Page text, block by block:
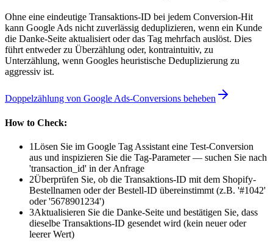
Ohne eine eindeutige Transaktions-ID bei jedem Conversion-Hit
kann Google Ads nicht zuverlässig deduplizieren, wenn ein Kunde
die Danke-Seite aktualisiert oder das Tag mehrfach auslöst. Dies
führt entweder zu Überzählung oder, kontraintuitiv, zu
Unterzählung, wenn Googles heuristische Deduplizierung zu
aggressiv ist.
Doppelzählung von Google Ads-Conversions beheben
How to Check:
1Lösen Sie im Google Tag Assistant eine Test-Conversion
aus und inspizieren Sie die Tag-Parameter — suchen Sie nach
'transaction_id' in der Anfrage
2Überprüfen Sie, ob die Transaktions-ID mit dem Shopify-
Bestellnamen oder der Bestell-ID übereinstimmt (z.B. '#1042'
oder '5678901234')
3Aktualisieren Sie die Danke-Seite und bestätigen Sie, dass
dieselbe Transaktions-ID gesendet wird (kein neuer oder
leerer Wert)